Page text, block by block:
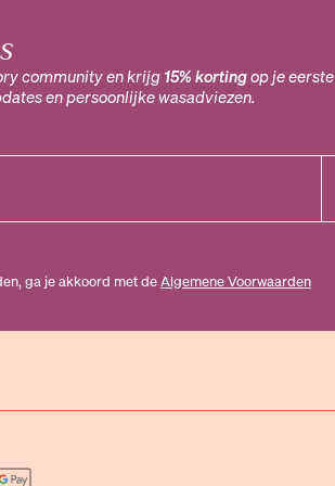
community en krijg 15% kortingop je eerste
en persoonlijke wasadviezen.
ga je akkoord met deAlgemene Voorwaarden